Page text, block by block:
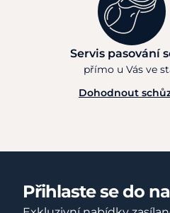
Servis pasování
přímo u Vás ve
Dohodnout
Přihlaste se do